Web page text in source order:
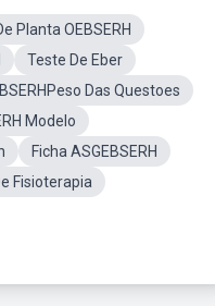
Planta OEBSERH
Teste De Eber
Das Questoes
Modelo
Ficha ASGEBSERH
Fisioterapia